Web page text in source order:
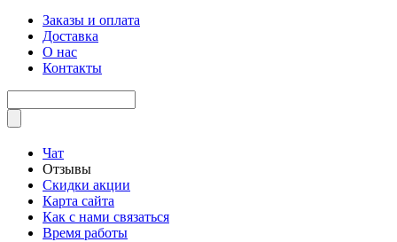
Заказы и оплата
Доставка
О нас
Контакты
Чат
Отзывы
Скидки акции
Карта сайта
Как с нами связаться
Время работы